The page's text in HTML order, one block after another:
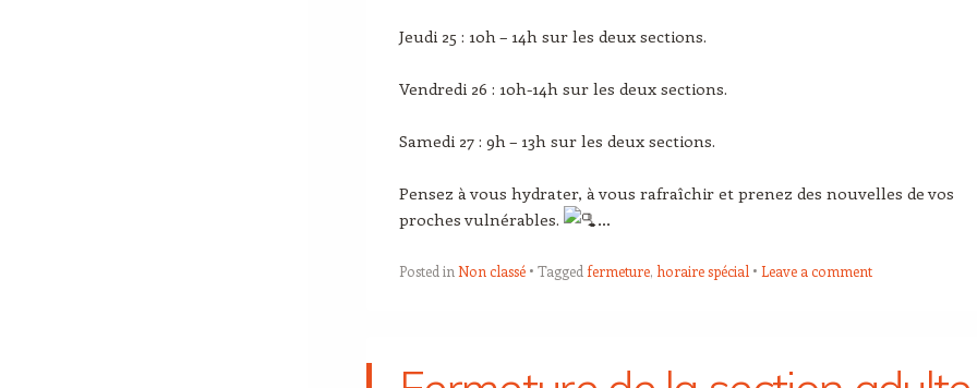
Jeudi 25 : 10h – 14h sur les deux sections.
Vendredi 26 : 10h-14h sur les deux sections.
Samedi 27 : 9h – 13h sur les deux sections.
Pensez à vous hydrater, à vous rafraîchir et prenez des nouvelles de vos
proches vulnérables.
…
Posted in Non classé Tagged fermeture, horaire spécial Leave a comment